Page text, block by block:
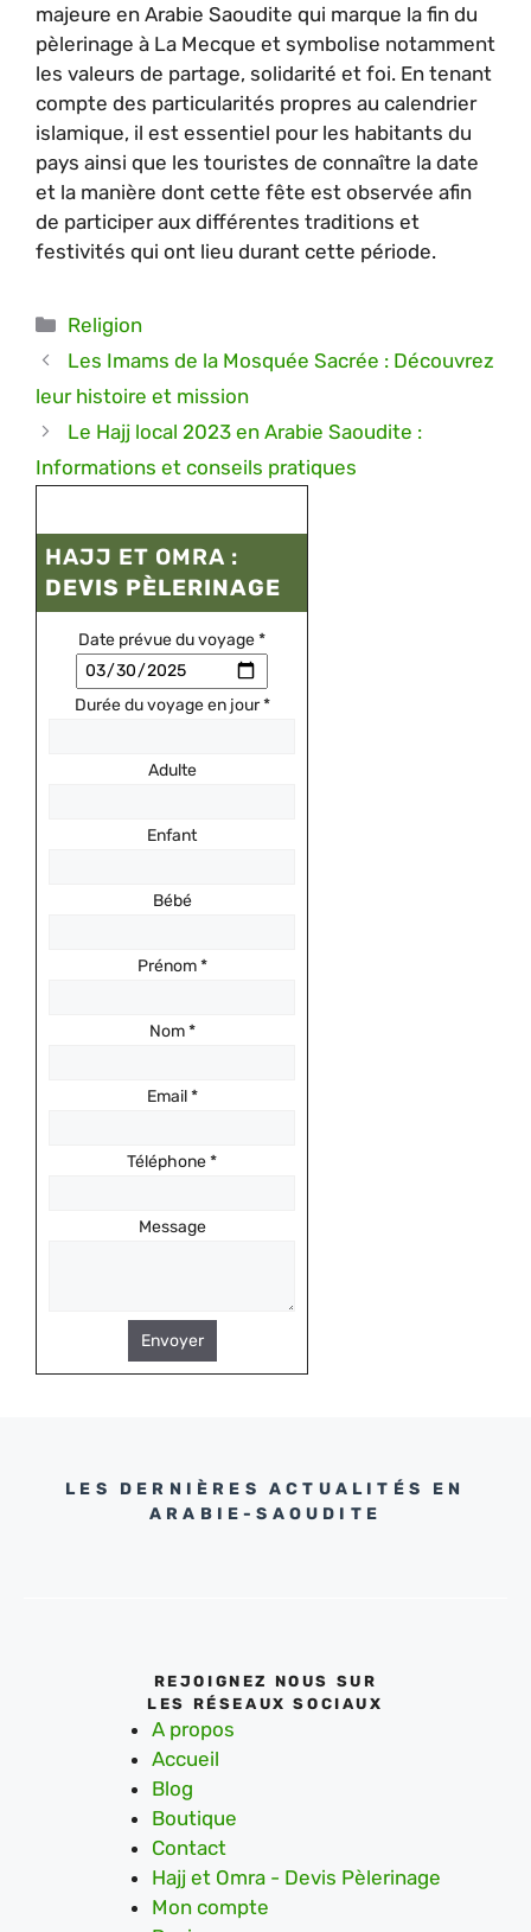
majeure en Arabie Saoudite qui marque la fin du
pèlerinage à La Mecque et symbolise notamment
les valeurs de partage, solidarité et foi. En tenant
compte des particularités propres au calendrier
islamique, il est essentiel pour les habitants du
pays ainsi que les touristes de connaître la date
et la manière dont cette fête est observée afin
de participer aux différentes traditions et
festivités qui ont lieu durant cette période.
Catégories
Religion
Les Imams de la Mosquée Sacrée : Découvrez
leur histoire et mission
Le Hajj local 2023 en Arabie Saoudite :
Informations et conseils pratiques
HAJJ ET OMRA :
DEVIS PÈLERINAGE
Date prévue du voyage*
Durée du voyage en jour*
Adulte
Enfant
Bébé
Prénom*
Nom*
Email*
Téléphone*
Message
Envoyer
LES DERNIÈRES ACTUALITÉS EN
ARABIE-SAOUDITE
REJOIGNEZ NOUS SUR
LES RÉSEAUX SOCIAUX
A propos
Accueil
Blog
Boutique
Contact
Hajj et Omra - Devis Pèlerinage
Mon compte